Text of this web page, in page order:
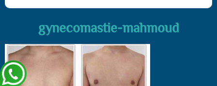
gynecomastie-mahmoud